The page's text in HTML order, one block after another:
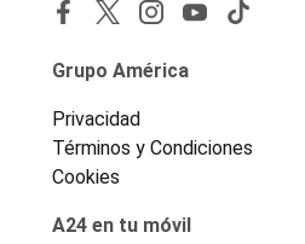
Grupo América
Privacidad
Términos y Condiciones
Cookies
A24 en tu móvil